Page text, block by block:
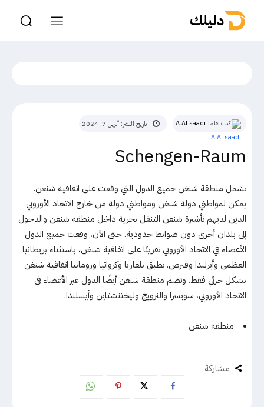
دليلك
كتب بقلم: A.ALsaadi تاريخ النشر: أبريل 7, 2024
Schengen-Raum
تشمل منطقة شنغن جميع الدول التي وقعت على اتفاقية شنغن.
يمكن لمواطني دولة شنغن ومواطني دولة من خارج الاتحاد الأوروبي
الذين لديهم تأشيرة شنغن التنقل بحرية داخل منطقة شنغن والدخول
إلى بلدان أخرى دون ضوابط حدودية. حتى الآن، وقعت جميع الدول
الأعضاء في الاتحاد الأوروبي تقريبًا على اتفاقية شنغن، باستثناء بريطانيا
العظمى وأيرلندا وقبرص. تطبق بلغاريا وكرواتيا ورومانيا اتفاقية شنغن
بشكل جزئي فقط. وتضم منطقة شنغن أيضًا الدول غير الأعضاء في
الاتحاد الأوروبي، سويسرا والنرويج وليختنشتاين وأيسلندا.
منطقة شنغن
مشاركة